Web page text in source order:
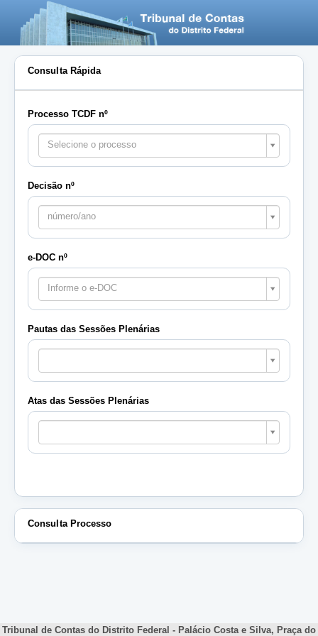
Consulta Rápida
Processo TCDF nº
Selecione o processo
Decisão nº
número/ano
e-DOC nº
Informe o e-DOC
Pautas das Sessões Plenárias
Pautas
Sessões
Plenárias
Atas das Sessões Plenárias
Atas
Sessões
Plenárias
Consulta Processo
Tribunal de Contas do Distrito Federal - Palácio Costa e Silva, Praça do